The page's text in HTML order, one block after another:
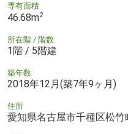
専有面積
46.68m2
所在階 / 階数
1階 / 5階建
築年数
2018年12月(築7年9ヶ月)
住所
愛知県名古屋市千種区松